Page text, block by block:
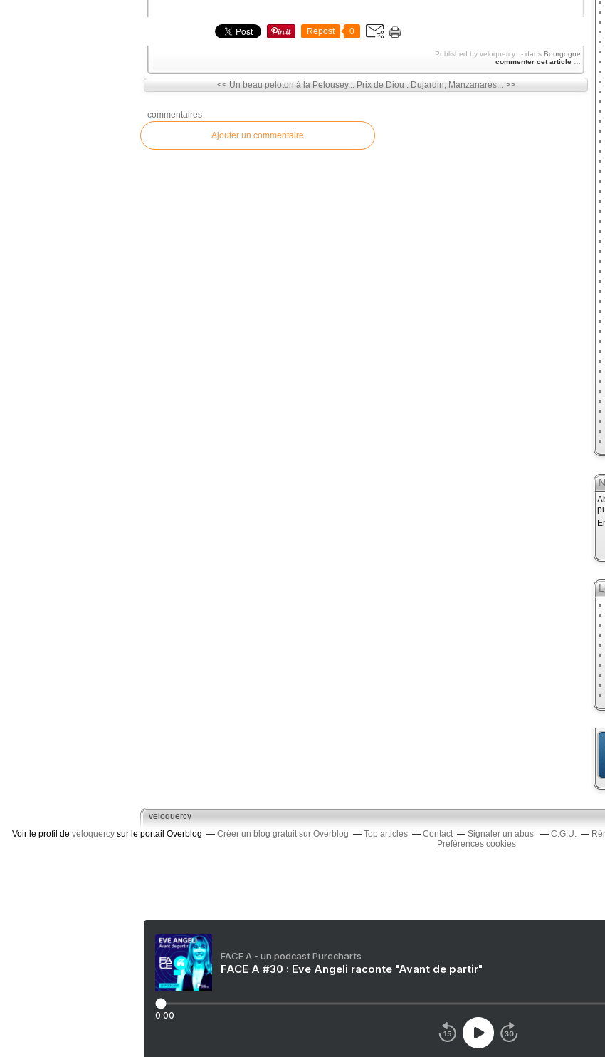
Repost 0
Published by veloquercy - dans Bourgogne
commenter cet article
<< Un beau peloton à la Pelousey... Prix de Diou : Dujardin, Manzanarès... >>
commentaires
Ajouter un commentaire
veloquercy
Voir le profil de veloquercy sur le portail Overblog Créer un blog gratuit sur Overblog Top articles Contact Signaler un abus C.G.U.
Préférences cookies
FACE A - un podcast Purecharts
FACE A #30 : Eve Angeli raconte "Avant de partir"
0:00